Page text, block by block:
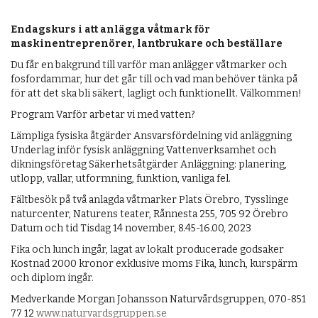
Endagskurs i att anlägga våtmark för
maskinentreprenörer, lantbrukare och beställare
Du får en bakgrund till varför man anlägger våtmarker och
fosfordammar, hur det går till och vad man behöver tänka på
för att det ska bli säkert, lagligt och funktionellt. Välkommen!
Program Varför arbetar vi med vatten?
Lämpliga fysiska åtgärder Ansvarsfördelning vid anläggning
Underlag inför fysisk anläggning Vattenverksamhet och
dikningsföretag Säkerhetsåtgärder Anläggning: planering,
utlopp, vallar, utformning, funktion, vanliga fel.
Fältbesök på två anlagda våtmarker Plats Örebro, Tysslinge
naturcenter, Naturens teater, Rånnesta 255, 705 92 Örebro
Datum och tid Tisdag 14 november, 8.45-16.00, 2023
Fika och lunch ingår, lagat av lokalt producerade godsaker
Kostnad 2000 kronor exklusive moms Fika, lunch, kurspärm
och diplom ingår.
Medverkande Morgan Johansson Naturvårdsgruppen, 070-851
77 12 www.naturvardsgruppen.se